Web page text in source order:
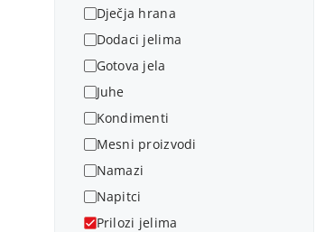
Dječja hrana
Dodaci jelima
Gotova jela
Juhe
Kondimenti
Mesni proizvodi
Namazi
Napitci
Prilozi jelima